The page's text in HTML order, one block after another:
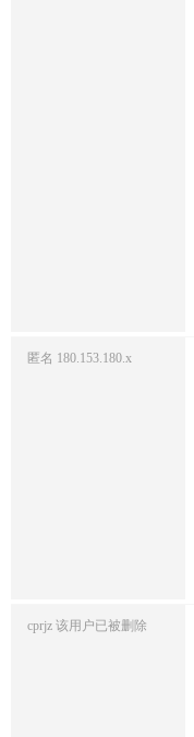
匿名 180.153.180.x
cprjz 该用户已被删除